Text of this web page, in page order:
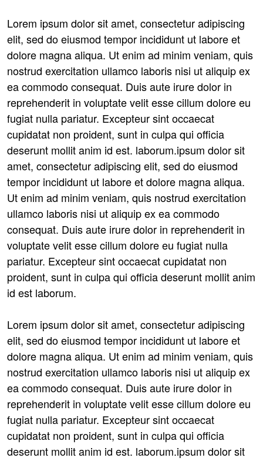
Lorem ipsum dolor sit amet, consectetur adipiscing
elit, sed do eiusmod tempor incididunt ut labore et
dolore magna aliqua. Ut enim ad minim veniam, quis
nostrud exercitation ullamco laboris nisi ut aliquip ex
ea commodo consequat. Duis aute irure dolor in
reprehenderit in voluptate velit esse cillum dolore eu
fugiat nulla pariatur. Excepteur sint occaecat
cupidatat non proident, sunt in culpa qui officia
deserunt mollit anim id est. laborum.ipsum dolor sit
amet, consectetur adipiscing elit, sed do eiusmod
tempor incididunt ut labore et dolore magna aliqua.
Ut enim ad minim veniam, quis nostrud exercitation
ullamco laboris nisi ut aliquip ex ea commodo
consequat. Duis aute irure dolor in reprehenderit in
voluptate velit esse cillum dolore eu fugiat nulla
pariatur. Excepteur sint occaecat cupidatat non
proident, sunt in culpa qui officia deserunt mollit anim
id est laborum.
Lorem ipsum dolor sit amet, consectetur adipiscing
elit, sed do eiusmod tempor incididunt ut labore et
dolore magna aliqua. Ut enim ad minim veniam, quis
nostrud exercitation ullamco laboris nisi ut aliquip ex
ea commodo consequat. Duis aute irure dolor in
reprehenderit in voluptate velit esse cillum dolore eu
fugiat nulla pariatur. Excepteur sint occaecat
cupidatat non proident, sunt in culpa qui officia
deserunt mollit anim id est. laborum.ipsum dolor sit